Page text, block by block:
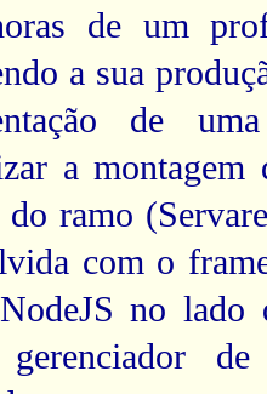
de um
a sua
de
a montagem
do ramo
com o
no
gerenciador